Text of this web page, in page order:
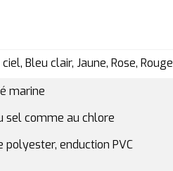
Bleu clair, Jaune, Rose, Rouge
marine
sel comme au chlore
enduction PVC